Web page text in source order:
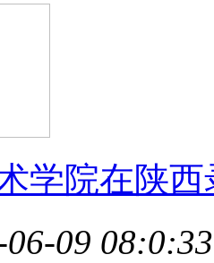
学院在陕西
09 08:0:33